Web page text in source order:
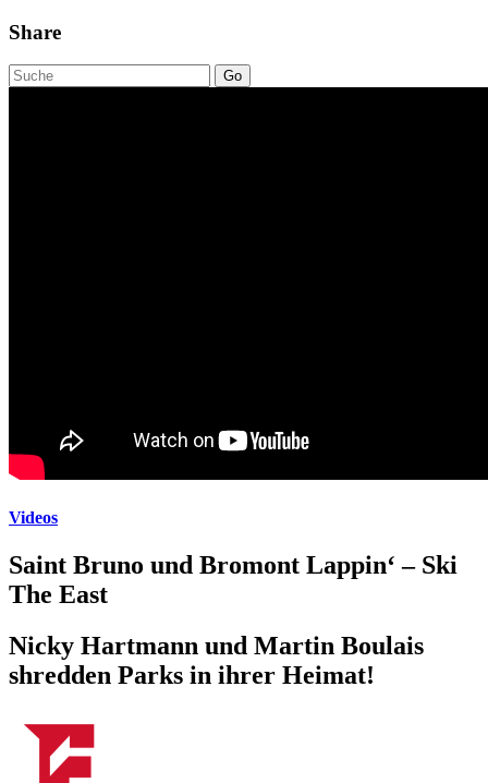
Share
Go
Videos
Saint Bruno und Bromont Lappin‘ – Ski
The East
Nicky Hartmann und Martin Boulais
shredden Parks in ihrer Heimat!